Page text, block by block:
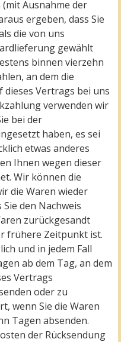
Ausnahme der
ergeben, dass Sie
die von uns
gewählt
binnen vierzehn
an dem die
Vertrags bei uns
verwenden wir
bei der
haben, es sei
etwas anderes
Ihnen wegen dieser
Wir können die
die Waren wieder
den Nachweis
zurückgesandt
frühere Zeitpunkt ist.
und in jedem Fall
ab dem Tag, an dem
Vertrags
oder zu
wenn Sie die Waren
Tagen absenden.
der Rücksendung